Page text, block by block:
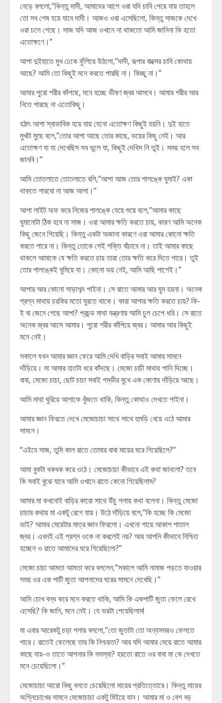
নেড়ে বললো,”কিন্তু দাদী, আমাদের আগে ওরা যদি চাবি পেয়ে যায় তাহলে
তো সব শেষ হয়ে যাবে দাদী। আজও ওরা এসেছিলো, কিন্তু সাজকে দেখে
ওরা চলে গেছে। সাজ যদি আজ ওখানে না থাকতো আমি জানিনা কি হতো
এতোক্ষণে।”
আপা দুইহাতে মুখ ঢেকে ফুঁপিয়ে উঠলো,”দাদী, রূপার বাক্সের চাবি কোথায়
আছে? আমি তো কিছুই মনে করতে পারছি না। কিচ্ছু না।”
আমার পুরো শরীর কাঁপছে, মনে হচ্ছে ভীষণ জ্বর আসবে। আমার শরীর আর
নিতে পারছে না এতোকিছু।
হঠাৎ আপা স্বাভাবিক হয়ে যায় যেনো এতোক্ষণ কিছুই হয়নি। দুই হাতে
মুখটা মুছে বলে,”তোর আপা আছে তোর কাছে, ভয়ের কিছু নেই। আর
এতোক্ষণ যা যা দেখেছিস সব ভুলে যা, কিছুই দেখিস নি তুই। সময় হলে সব
জানবি।”
আমি তোতলাতে তোতলাতে বলি,”আপা আজ তোর পালঙ্কে ঘুমাই? একা
থাকতে পারবো না আজ আপা।”
আপা লাইট অফ করে নিজের পালঙ্কে যেয়ে শুয়ে বলে,”আমার কাছে
ঘুমানোটা ঠিক হবে না সাজ। ওরা আমার ক্ষতি করতে চায়, কারণ আমি অনেক
কিছু জেনে গিয়েছি। কিন্তু একটা অজানা কারণে ওরা আমার কোনো ক্ষতি
করতে পারে না। কিন্তু তোকে সেই শক্তি বাঁচাবে না। তাই আমার কাছে
থাকলে আমাকে যে ক্ষতি করতে চায় তারা তোর ক্ষতি করে দিতে পারে। তুই
তোর পালঙ্কেই ঘুমিয়ে যা। কোনো ভয় নেই, আমি আছি পাশেই।”
আপার আর কোনো সাড়াশব্দ পাইনা। সে রাতে আমার আর ঘুম হয়না। অনেক
প্রশ্ন মাথায় চরকির মতো ঘুরতে থাকে। কারা আপার ক্ষতি করতে চায়? কি-
ই বা জেনে গেছে আপা? প্রচন্ড মাথা যন্ত্রণায় আমি চুল চেপে ধরি। সে রাতে
অনেক জ্বর আসে আমার। পুরো শরীর কাঁপিয়ে জ্বর। আমার আর কিছুই
মনে নেই।
সকালে যখন আমার জ্ঞান ফেরে আমি দেখি বাড়ির সবাই আমার সামনে
দাঁড়িয়ে। মা আমার হাতটা ধরে কাঁদছে। মেজো চাচী মাথায় পানি দিচ্ছে।
বাবা, মেজো চাচা, ছোট চাচা সবাই গম্ভীর মুখে এক কোণায় দাঁড়িয়ে আছে।
আমি মাথা ঘুরিয়ে আপাকে খুঁজতে থাকি, কিন্তু কোথাও দেখতে পাইনা।
আমার জ্ঞান ফিরতে দেখে মেজোচাচা সাথে সাথে হুমড়ি খেয়ে ওঠে আমার
সামনে।
“এইযে সাজ, তুমি কাল রাতে তোমার বাবা মায়ের ঘরে গিয়েছিলে?”
আমা বুকটা ধকধক করে ওঠে। মেজোচাচা কীভাবে এই কথা জানলো? তবে
কি সবাই বুঝে যাবে আমি ওখানে রাতে কেনো গিয়েছিলাম?
আমার মা কখনোই বাড়ির কারো সাথে উঁচু গলায় কথা বলেনা। কিন্তু মেজো
চাচার কথায় মা একটু রেগে যায়। উঠে দাঁড়িয়ে বলে,”কি হচ্ছে কি মেজো
ভাই? আমার মেয়েটার মাত্র জ্ঞান ফিরলো। এখনো গায়ে আকাশ পাতাল
জ্বর। এখনই এই প্রশ্ন ওকে না করলেই নয়? আর আপনি কীভাবে নিশ্চিত
হচ্ছেন ও রাতে আমাদের ঘরে গিয়েছিলো?”
মেজো চাচা আমতা আমতা করে বললেন,”সকালে আমি নামাজ পড়তে যাওয়ার
সময় ওর এক পাটি জুতা আপনাদের ঘরের সামনে দেখেছি।”
আমি চোখ বন্ধ করে মনে করতে থাকি, আমি কি একপাটি জুতা ফেলে রেখে
এসেছি? কি জানি, মনে নেই। যে ভয়টা পেয়েছিলাম!
মা এবার আরেকটু চড়া গলায় বললো,”তো জুতাটা তো অন্যসময়ও ফেলতে
পারে। রাতেই ফেলেছে তার কি নিশ্চয়তা? আর যদি আমার মেয়ে রাতে আমার
কাছে যায়-ও তাতে আপনার কি সমস্যা? হয়তো রাতে ওর বাবা মা কে দেখতে
মনে চেয়েছিলো।”
মেজোচাচা আরো কিছু বলতে চেয়েছিলো মায়ের প্রতিত্তোরে। কিন্তু মায়ের
অগ্নিচোখের সামনে মেজোচাচা একটু মিইয়ে যান। আমার মা ও বেশ বড়